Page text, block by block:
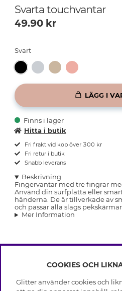
Svarta touchvantar
49.90 kr
Svart
LÄGG I
Finns i lager
Hitta i butik
Fri frakt vid köp över 300 kr
Fri retur i butik
Snabb leverans
Beskrivning
Fingervantar med tre fingrar
Använd din surfplatta eller
händerna. De är tillverkade av
och passar alla slags
Mer Information
INFO
COOKIES OCH
Glitter använder cookies och